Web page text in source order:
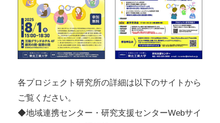
各プロジェクト研究所の詳細は以下のサイトから
ご覧ください。
◆地域連携センター・研究支援センターWebサイ